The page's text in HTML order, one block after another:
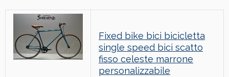
Fixed bike bici bicicletta
single speed bici scatto
fisso celeste marrone
personalizzabile